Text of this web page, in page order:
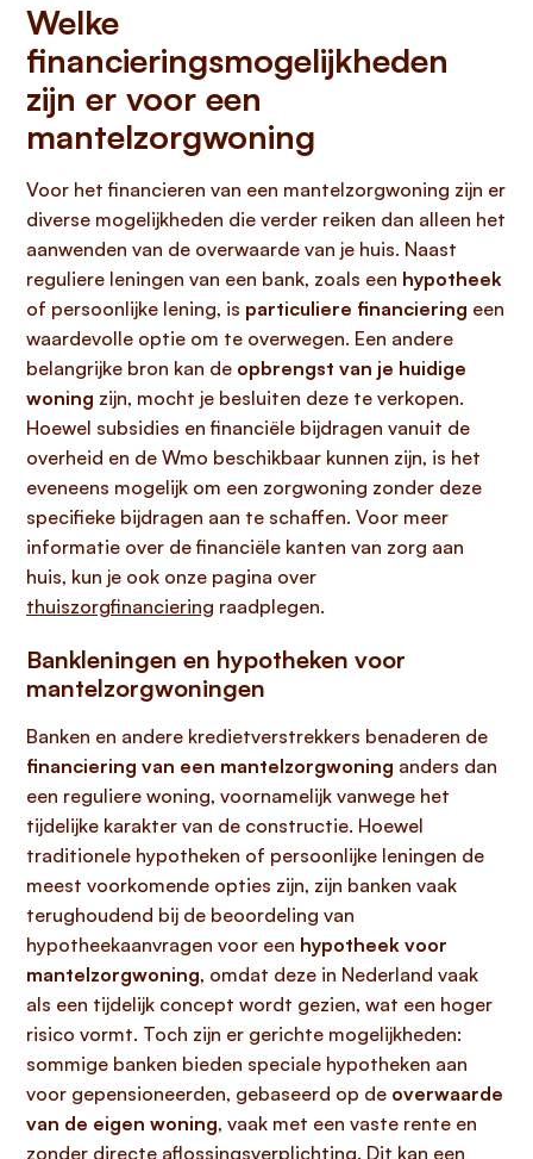
Welke
financieringsmogelijkheden
zijn er voor een
mantelzorgwoning
Voor het financieren van een mantelzorgwoning zijn er
diverse mogelijkheden die verder reiken dan alleen het
aanwenden van de overwaarde van je huis. Naast
reguliere leningen van een bank, zoals een hypotheek
of persoonlijke lening, is particuliere financiering een
waardevolle optie om te overwegen. Een andere
belangrijke bron kan de opbrengst van je huidige
woning zijn, mocht je besluiten deze te verkopen.
Hoewel subsidies en financiële bijdragen vanuit de
overheid en de Wmo beschikbaar kunnen zijn, is het
eveneens mogelijk om een zorgwoning zonder deze
specifieke bijdragen aan te schaffen. Voor meer
informatie over de financiële kanten van zorg aan
huis, kun je ook onze pagina over
thuiszorgfinanciering raadplegen.
Bankleningen en hypotheken voor
mantelzorgwoningen
Banken en andere kredietverstrekkers benaderen de
financiering van een mantelzorgwoning anders dan
een reguliere woning, voornamelijk vanwege het
tijdelijke karakter van de constructie. Hoewel
traditionele hypotheken of persoonlijke leningen de
meest voorkomende opties zijn, zijn banken vaak
terughoudend bij de beoordeling van
hypotheekaanvragen voor een hypotheek voor
mantelzorgwoning, omdat deze in Nederland vaak
als een tijdelijk concept wordt gezien, wat een hoger
risico vormt. Toch zijn er gerichte mogelijkheden:
sommige banken bieden speciale hypotheken aan
voor gepensioneerden, gebaseerd op de overwaarde
van de eigen woning, vaak met een vaste rente en
zonder directe aflossingsverplichting. Dit kan een